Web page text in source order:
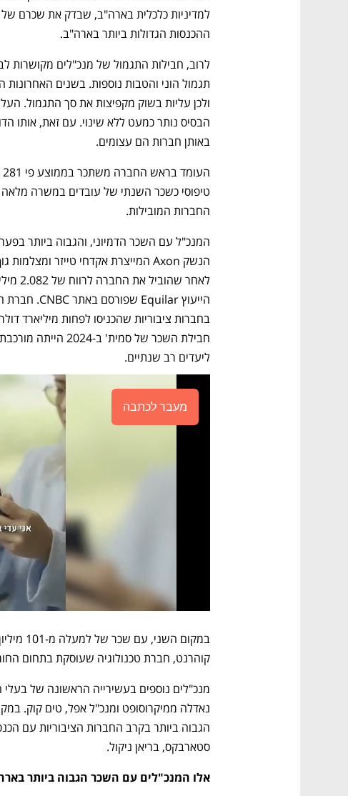
ההכנסות הגדולות ביותר בארה"ב.
באותן חברות הם עצומים.
החברות המובילות.
ליעדים רב שנתיים.
מעבר לכתבה
קוהרנט, חברת טכנולוגיה שעוסקת בתחום
סטארבקס, בריאן ניקול.
אלו המנכ"לים עם השכר הגבוה ביותר בארה"ב